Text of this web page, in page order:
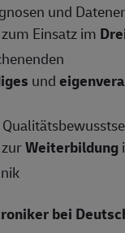
und
Einsatz im
und
Weiterbildung
bei